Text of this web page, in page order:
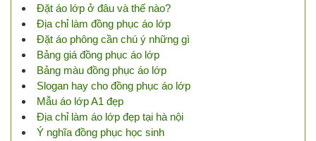
Đặt áo lớp ở đâu và thế nào?
Địa chỉ làm đồng phục áo lớp
Đặt áo phông cần chú ý những gì
Bảng giá đồng phục áo lớp
Bảng màu đồng phục áo lớp
Slogan hay cho đồng phục áo lớp
Mẫu áo lớp A1 đẹp
Địa chỉ làm áo lớp đẹp tại hà nội
Ý nghĩa đồng phục học sinh